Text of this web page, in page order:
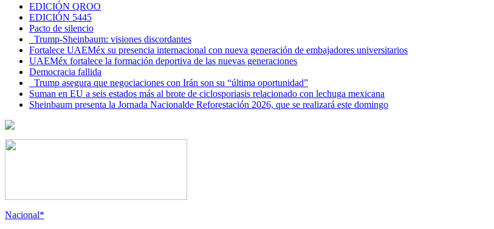
EDICIÓN QROO
EDICIÓN 5445
Pacto de silencio
Trump-Sheinbaum: visiones discordantes
Fortalece UAEMéx su presencia internacional con nueva generación de embajadores universitarios
UAEMéx fortalece la formación deportiva de las nuevas generaciones
Democracia fallida
Trump asegura que negociaciones con Irán son su “última oportunidad”
Suman en EU a seis estados más al brote de ciclosporiasis relacionado con lechuga mexicana
Sheinbaum presenta la Jornada Nacionalde Reforestación 2026, que se realizará este domingo
Nacional*